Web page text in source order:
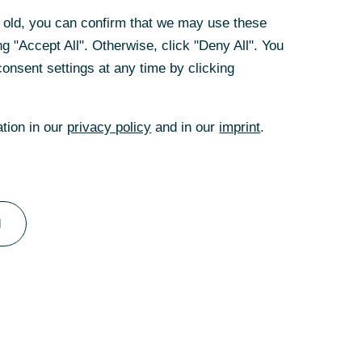
– NPL-Quote bei
dem
Kosten und
hat die
dem
geringerer
In den
von rund 130
you can confirm that we may use these
"Accept All". Otherwise, click "Deny All". You
settings at any time by clicking
in our privacy policy and in our imprint.